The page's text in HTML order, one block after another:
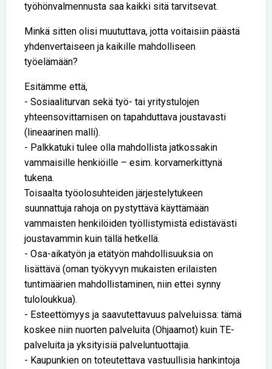
työhönvalmennusta saa kaikki sitä tarvitsevat.
Minkä sitten olisi muututtava, jotta voitaisiin päästä
yhdenvertaiseen ja kaikille mahdolliseen
työelämään?
Esitämme että,
- Sosiaaliturvan sekä työ- tai yritystulojen
yhteensovittamisen on tapahduttava joustavasti
(lineaarinen malli).
- Palkkatuki tulee olla mahdollista jatkossakin
vammaisille henkiöille – esim. korvamerkittynä
tukena.
Toisaalta työolosuhteiden järjestelytukeen
suunnattuja rahoja on pystyttävä käyttämään
vammaisten henkilöiden työllistymistä edistävästi
joustavammin kuin tällä hetkellä.
- Osa-aikatyön ja etätyön mahdollisuuksia on
lisättävä (oman työkyvyn mukaisten erilaisten
tuntimäärien mahdollistaminen, niin ettei synny
tuloloukkua).
- Esteettömyys ja saavutettavuus palveluissa: tämä
koskee niin nuorten palveluita (Ohjaamot) kuin TE-
palveluita ja yksityisiä palveluntuottajia.
- Kaupunkien on toteutettava vastuullisia hankintoja